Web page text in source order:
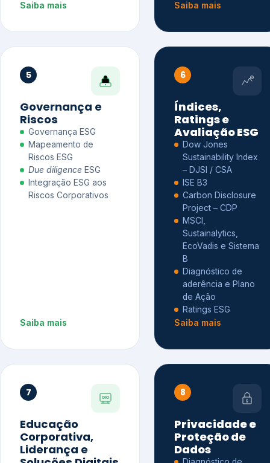
Saiba mais
Saiba mais
5
Governança e
Riscos
Governança ESG
Mapeamento de
Riscos ESG
Due diligence ESG
Integração ESG aos
Riscos Corporativos
Saiba mais
6
Índices,
Ratings e
Avaliação ESG
Dow Jones
Sustainability Index
– DJSI / CSA
ISE B3
Carbon Disclosure
Project – CDP
MSCI,
Sustainalytics,
EcoVadis e Sistema
B
Diagnóstico de
aderência e Plano
de Ação
Ratings ESG
Saiba mais
7
Educação
Corporativa,
Liderança e
8
Privacidade e
Proteção de
Dados